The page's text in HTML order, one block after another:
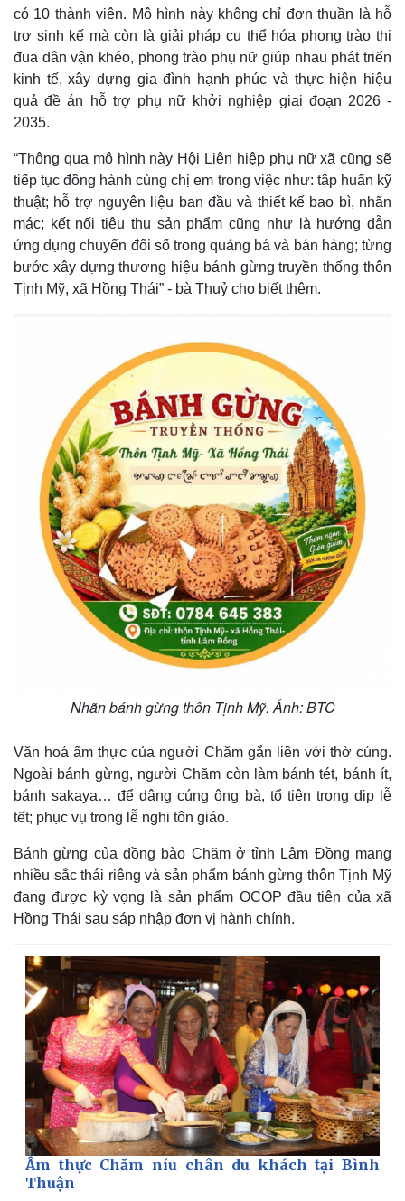
Pháp luật
Vụ án
Tư vấn luật
Quân sự - Quốc phòng
Vũ khí
Phân tích
có 10 thành viên. Mô hình này không chỉ đơn thuần là hỗ
trợ sinh kế mà còn là giải pháp cụ thể hóa phong trào thi
đua dân vận khéo, phong trào phụ nữ giúp nhau phát triển
kinh tế, xây dựng gia đình hạnh phúc và thực hiện hiệu
quả đề án hỗ trợ phụ nữ khởi nghiệp giai đoạn 2026 -
2035.
“Thông qua mô hình này Hội Liên hiệp phụ nữ xã cũng sẽ
tiếp tục đồng hành cùng chị em trong việc như: tập huấn kỹ
thuật; hỗ trợ nguyên liệu ban đầu và thiết kế bao bì, nhãn
mác; kết nối tiêu thụ sản phẩm cũng như là hướng dẫn
ứng dụng chuyển đổi số trong quảng bá và bán hàng; từng
bước xây dựng thương hiệu bánh gừng truyền thống thôn
Tịnh Mỹ, xã Hồng Thái” - bà Thuỷ cho biết thêm.
Nhãn bánh gừng thôn Tịnh Mỹ. Ảnh: BTC
Văn hoá ẩm thực của người Chăm gắn liền với thờ cúng.
Ngoài bánh gừng, người Chăm còn làm bánh tét, bánh ít,
bánh sakaya… để dâng cúng ông bà, tổ tiên trong dịp lễ
tết; phục vụ trong lễ nghi tôn giáo.
Bánh gừng của đồng bào Chăm ở tỉnh Lâm Đồng mang
nhiều sắc thái riêng và sản phẩm bánh gừng thôn Tịnh Mỹ
đang được kỳ vọng là sản phẩm OCOP đầu tiên của xã
Hồng Thái sau sáp nhập đơn vị hành chính.
Ẩm thực Chăm níu chân du khách tại Bình
Thuận